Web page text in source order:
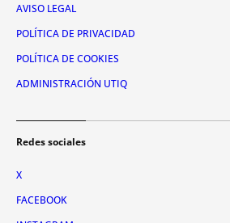
AVISO LEGAL
POLÍTICA DE PRIVACIDAD
POLÍTICA DE COOKIES
ADMINISTRACIÓN UTIQ
Redes sociales
X
FACEBOOK